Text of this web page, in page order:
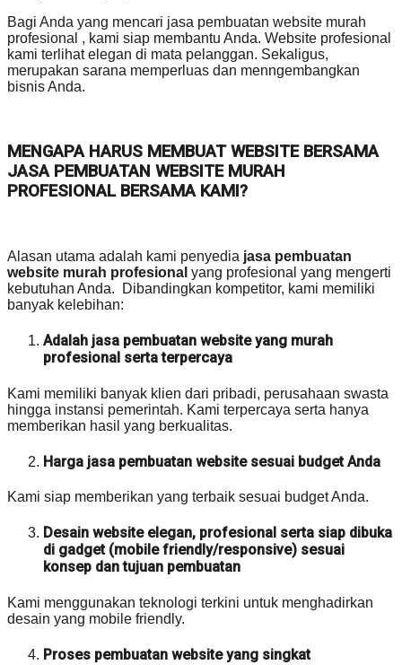
Bagi Anda yang mencari jasa pembuatan website murah
profesional , kami siap membantu Anda. Website profesional
kami terlihat elegan di mata pelanggan. Sekaligus,
merupakan sarana memperluas dan menngembangkan
bisnis Anda.
MENGAPA HARUS MEMBUAT WEBSITE BERSAMA
JASA PEMBUATAN WEBSITE MURAH
PROFESIONAL BERSAMA KAMI?
Alasan utama adalah kami penyedia jasa pembuatan
website murah profesional yang profesional yang mengerti
kebutuhan Anda. Dibandingkan kompetitor, kami memiliki
banyak kelebihan:
Adalah jasa pembuatan website yang murah
profesional serta terpercaya
Kami memiliki banyak klien dari pribadi, perusahaan swasta
hingga instansi pemerintah. Kami terpercaya serta hanya
memberikan hasil yang berkualitas.
Harga jasa pembuatan website sesuai budget Anda
Kami siap memberikan yang terbaik sesuai budget Anda.
Desain website elegan, profesional serta siap dibuka
di gadget (mobile friendly/responsive) sesuai
konsep dan tujuan pembuatan
Kami menggunakan teknologi terkini untuk menghadirkan
desain yang mobile friendly.
Proses pembuatan website yang singkat